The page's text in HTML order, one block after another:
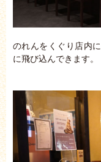
のれんをくぐり店内
に飛び込んできます。